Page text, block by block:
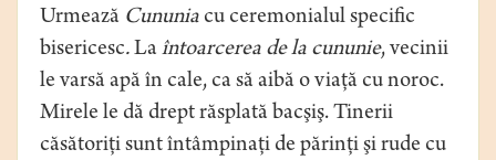
Urmează Cununia cu ceremonialul specific
bisericesc.La întoarcerea de la cununie, vecinii
le varsă apă în cale, ca să aibă o viaţă cu noroc.
Mirele le dă drept răsplată bacşiş. Tinerii
căsătoriţi sunt întâmpinaţi de părinţi şi rude cu